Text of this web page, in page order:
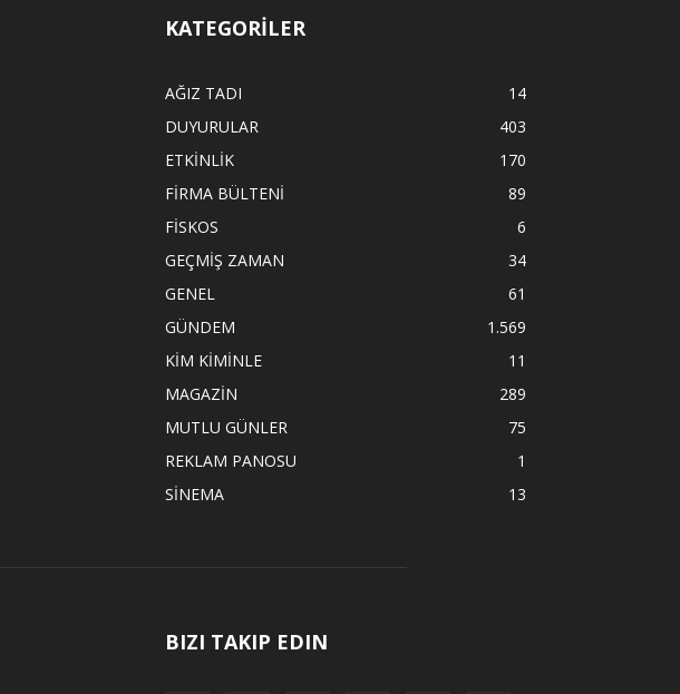
KATEGORİLER
AĞIZ TADI
14
DUYURULAR
403
ETKİNLİK
170
FİRMA BÜLTENİ
89
FİSKOS
6
GEÇMİŞ ZAMAN
34
GENEL
61
GÜNDEM
1.569
KİM KİMİNLE
11
MAGAZİN
289
MUTLU GÜNLER
75
REKLAM PANOSU
1
SİNEMA
13
BIZI TAKIP EDIN